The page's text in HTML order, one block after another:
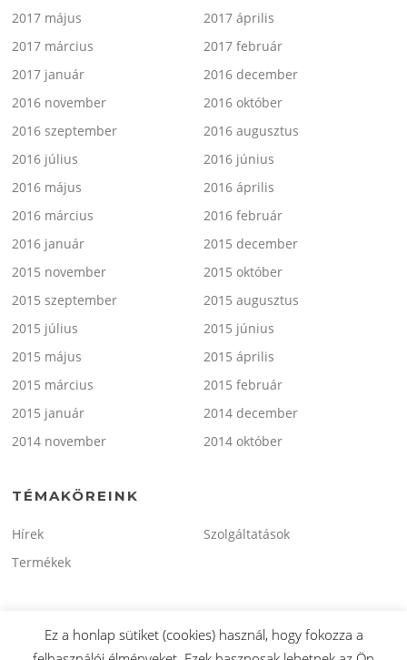
2017 május
2017 április
2017 március
2017 február
2017 január
2016 december
2016 november
2016 október
2016 szeptember
2016 augusztus
2016 július
2016 június
2016 május
2016 április
2016 március
2016 február
2016 január
2015 december
2015 november
2015 október
2015 szeptember
2015 augusztus
2015 július
2015 június
2015 május
2015 április
2015 március
2015 február
2015 január
2014 december
2014 november
2014 október
TÉMAKÖREINK
Hírek
Szolgáltatások
Termékek
Ez a honlap sütiket (cookies) használ, hogy fokozza a